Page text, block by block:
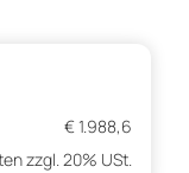
€ 1.988,6
zzgl. 20% USt.